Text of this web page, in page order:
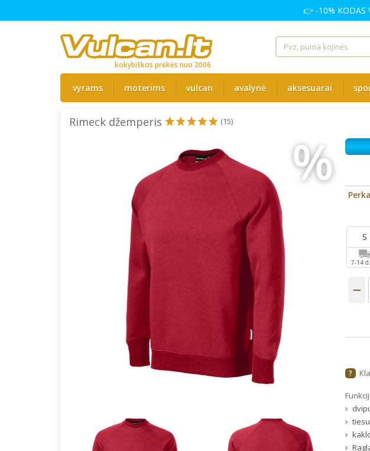
👉 -10% KODAS
kokybiškos prekės nuo 2006
vyrams moterims vulcan avalynė aksesuarai
Rimeck džemperis (15)
%
S
7-14
?